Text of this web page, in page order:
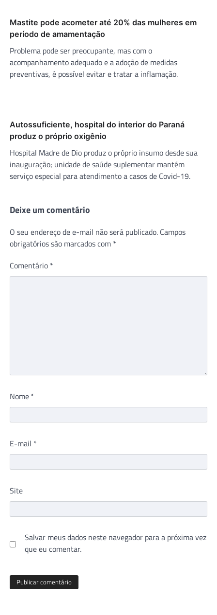
Mastite pode acometer até 20% das mulheres em
período de amamentação
Problema pode ser preocupante, mas com o
acompanhamento adequado e a adoção de medidas
preventivas, é possível evitar e tratar a inflamação.
Autossuficiente, hospital do interior do Paraná
produz o próprio oxigênio
Hospital Madre de Dio produz o próprio insumo desde sua
inauguração; unidade de saúde suplementar mantém
serviço especial para atendimento a casos de Covid-19.
Deixe um comentário
O seu endereço de e-mail não será publicado. Campos
obrigatórios são marcados com *
Comentário *
Nome *
E-mail *
Site
Salvar meus dados neste navegador para a próxima vez
que eu comentar.